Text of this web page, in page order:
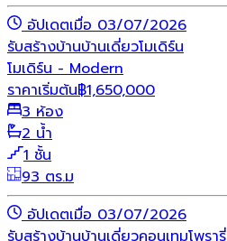
อัปเดตเมื่อ 03/07/2026
รับสร้างบ้านบ้านเดี่ยวโมเดิร์น
โมเดิร์น - Modern
ราคาเริ่มต้น฿1,650,000
3 ห้อง
2 น้ำ
1 ชั้น
93 ตร.ม
อัปเดตเมื่อ 03/07/2026